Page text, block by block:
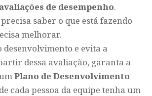
de desempenho.
saber o que está fazendo
melhorar.
desenvolvimento e evita a
dessa avaliação, garanta a
Plano de Desenvolvimento
cada pessoa da equipe tenha um